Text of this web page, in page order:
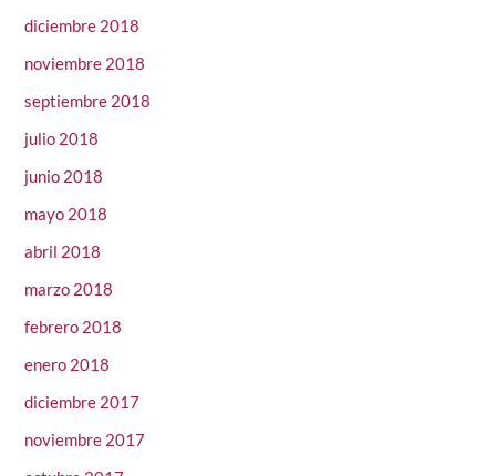
diciembre 2018
noviembre 2018
septiembre 2018
julio 2018
junio 2018
mayo 2018
abril 2018
marzo 2018
febrero 2018
enero 2018
diciembre 2017
noviembre 2017